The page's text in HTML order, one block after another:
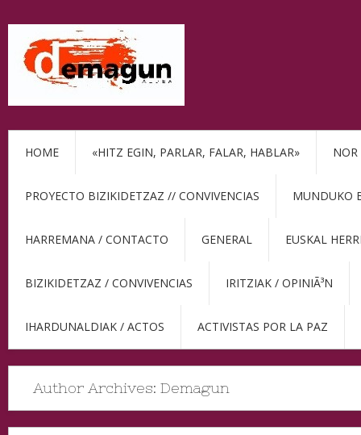
HOME «HITZ EGIN, PARLAR, FALAR, HABLAR» NOR
PROYECTO BIZIKIDETZAZ // CONVIVENCIAS MUNDUKO
HARREMANA / CONTACTO GENERAL EUSKAL
BIZIKIDETZAZ / CONVIVENCIAS IRITZIAK / OPINIÃ³N
IHARDUNALDIAK / ACTOS ACTIVISTAS POR LA PAZ
Author Archives: Demagun